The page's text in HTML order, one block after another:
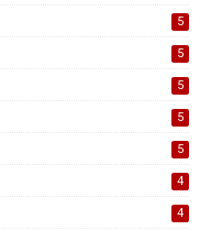
5
5
5
5
5
4
4